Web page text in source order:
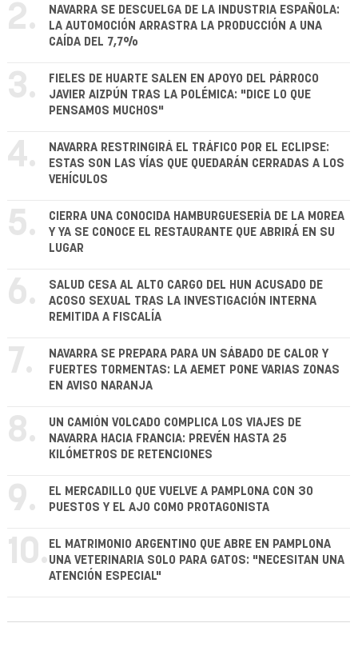
2.
NAVARRA SE DESCUELGA DE LA INDUSTRIA ESPAÑOLA:
LA AUTOMOCIÓN ARRASTRA LA PRODUCCIÓN A UNA
CAÍDA DEL 7,7%
3.
FIELES DE HUARTE SALEN EN APOYO DEL PÁRROCO
JAVIER AIZPÚN TRAS LA POLÉMICA: "DICE LO QUE
PENSAMOS MUCHOS"
4.
NAVARRA RESTRINGIRÁ EL TRÁFICO POR EL ECLIPSE:
ESTAS SON LAS VÍAS QUE QUEDARÁN CERRADAS A LOS
VEHÍCULOS
5.
CIERRA UNA CONOCIDA HAMBURGUESERÍA DE LA MOREA
Y YA SE CONOCE EL RESTAURANTE QUE ABRIRÁ EN SU
LUGAR
6.
SALUD CESA AL ALTO CARGO DEL HUN ACUSADO DE
ACOSO SEXUAL TRAS LA INVESTIGACIÓN INTERNA
REMITIDA A FISCALÍA
7.
NAVARRA SE PREPARA PARA UN SÁBADO DE CALOR Y
FUERTES TORMENTAS: LA AEMET PONE VARIAS ZONAS
EN AVISO NARANJA
8.
UN CAMIÓN VOLCADO COMPLICA LOS VIAJES DE
NAVARRA HACIA FRANCIA: PREVÉN HASTA 25
KILÓMETROS DE RETENCIONES
9.
EL MERCADILLO QUE VUELVE A PAMPLONA CON 30
PUESTOS Y EL AJO COMO PROTAGONISTA
10. EL MATRIMONIO ARGENTINO QUE ABRE EN PAMPLONA
UNA VETERINARIA SOLO PARA GATOS: "NECESITAN UNA
ATENCIÓN ESPECIAL"